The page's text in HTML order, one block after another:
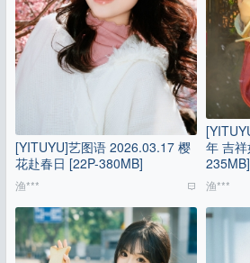
[YITUYU]艺图语 2026.03.17 樱
花赴春日 [22P-380MB]
渔***
年 吉
235MB]
渔***